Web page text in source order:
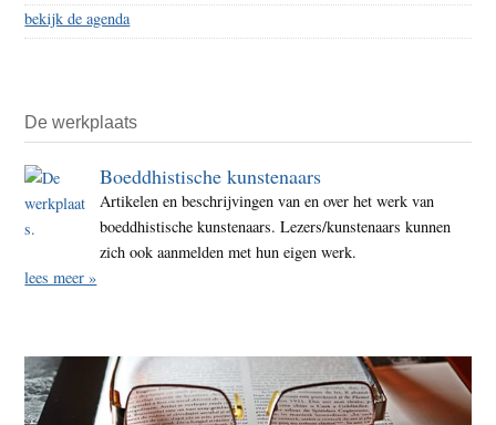
bekijk de agenda
De werkplaats
Boeddhistische kunstenaars
Artikelen en beschrijvingen van en over het werk van
boeddhistische kunstenaars. Lezers/kunstenaars kunnen
zich ook aanmelden met hun eigen werk.
lees meer »